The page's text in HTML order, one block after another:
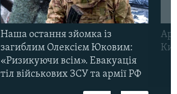
Наша остання зйомка із
загиблим Олексієм Юковим:
«Ризикуючи всім». Евакуація
тіл військових ЗСУ та армії РФ